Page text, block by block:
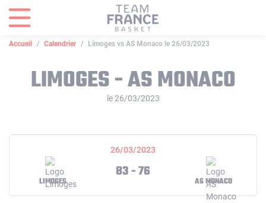
Accueil Calendrier Limoges vs AS Monaco le 26/03/2023
LIMOGES - AS MONACO
le 26/03/2023
26/03/2023
LIMOGES
83 - 76
AS MONACO
Panneau de gestion des cookies